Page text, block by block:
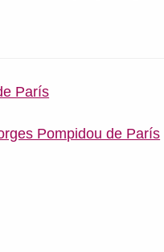
París
Pompidou de París